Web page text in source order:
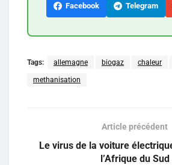
Facebook Telegram
Tags: allemagne biogaz chaleur
methanisation
Article précédent
Le virus de la voiture
l’Afrique du Sud